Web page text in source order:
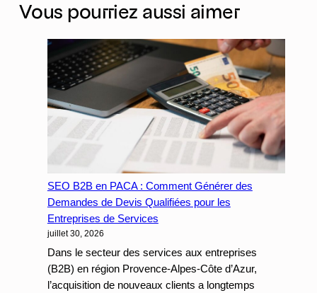
Vous pourriez aussi aimer
SEO B2B en PACA : Comment Générer des
Demandes de Devis Qualifiées pour les
Entreprises de Services
juillet 30, 2026
Dans le secteur des services aux entreprises
(B2B) en région Provence-Alpes-Côte d’Azur,
l’acquisition de nouveaux clients a longtemps